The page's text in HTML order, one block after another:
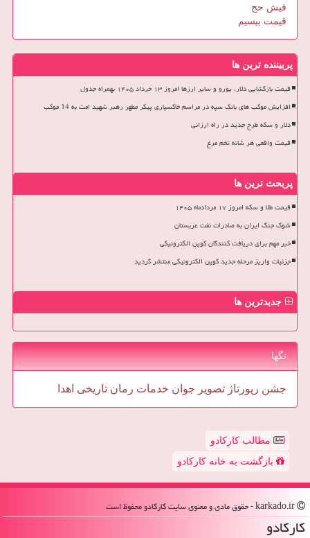
فیش حج
قیمت بیسیم
پربیننده ترین ها
قیمت بازگشایی دلار، یورو و سایر ارزها امروز ۱۳ خرداد ۱۴۰۵ بهمراه جدول
افزایش موکب های بانک سپه در مراسم خاکسپاری پیکر مطهر رهبر شهید امت به 14 موکب
دلار و سکه طرح جدید در راه ارزانی
قیمت واقعی هر شانه تخم مرغ
پربحث ترین ها
قیمت طلا و سکه امروز ۱۷ مردادماه ۱۴۰۵
شوک جنگ ایران به صادرات نفت عربستان
خبر مهم برای دریافت کنندگان کوپن الکترونیکی
جزئیات واریز مرحله جدید کوپن الکترونیکی منتشر گردید
جدیدترین ها
تگها
جشن رپورتاژ تصویر جوان خدمات رمان تاریخی اهدا
مطالب کارکادو
بازگشت به خانه کارکادو
كاركادو